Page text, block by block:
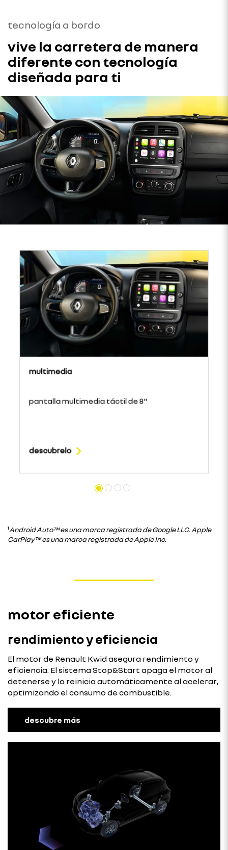
tecnología a bordo
vive la carretera de manera
diferente con tecnología
diseñada para ti
multimedia
pantalla multimedia táctil de 8"
descubrelo
¹Android Auto™ es una marca registrada de Google LLC. Apple
CarPlay™ es una marca registrada de Apple Inc.
motor eficiente
rendimiento y eficiencia
El motor de Renault Kwid asegura rendimiento y
eficiencia. El sistema Stop&Start apaga el motor al
detenerse y lo reinicia automáticamente al acelerar,
optimizando el consumo de combustible.
descubre más